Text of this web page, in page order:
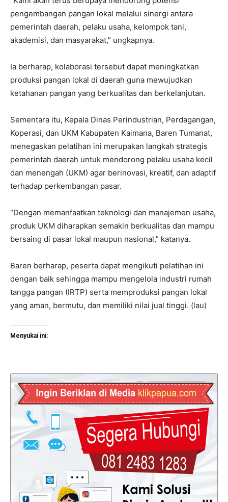
pengembangan pangan lokal melalui sinergi antara
pemerintah daerah, pelaku usaha, kelompok tani,
akademisi, dan masyarakat,” ungkapnya.
Ia berharap, kolaborasi tersebut dapat meningkatkan
produksi pangan lokal di daerah guna mewujudkan
ketahanan pangan yang berkualitas dan berkelanjutan.
Sementara itu, Kepala Dinas Perindustrian, Perdagangan,
Koperasi, dan UKM Kabupaten Kaimana, Baren Tumanat,
menegaskan pelatihan ini merupakan langkah strategis
pemerintah daerah untuk mendorong pelaku usaha kecil
dan menengah (UKM) agar berinovasi, kreatif, dan adaptif
terhadap perkembangan pasar.
“Dengan memanfaatkan teknologi dan manajemen usaha,
produk UKM diharapkan semakin berkualitas dan mampu
bersaing di pasar lokal maupun nasional,” katanya.
Baren berharap, peserta dapat mengikuti pelatihan ini
dengan baik sehingga mampu mengelola industri rumah
tangga pangan (IRTP) serta memproduksi pangan lokal
yang aman, bermutu, dan memiliki nilai jual tinggi. (lau)
Menyukai ini: